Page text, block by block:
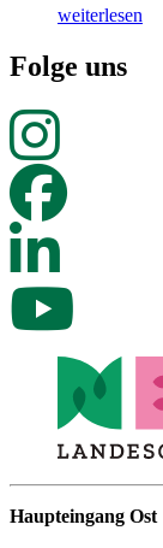
weiterlesen
Folge uns
Haupteingang Ost